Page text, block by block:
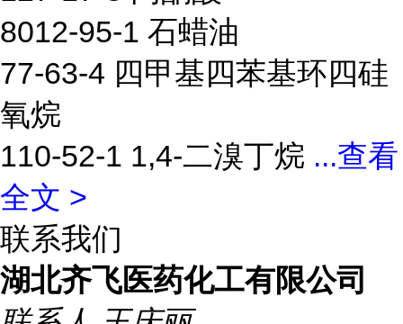
8012-95-1 石蜡油
77-63-4 四甲基四苯基环四硅
氧烷
110-52-1 1,4-二溴丁烷 ...查看
全文 >
联系我们
湖北齐飞医药化工有限公司